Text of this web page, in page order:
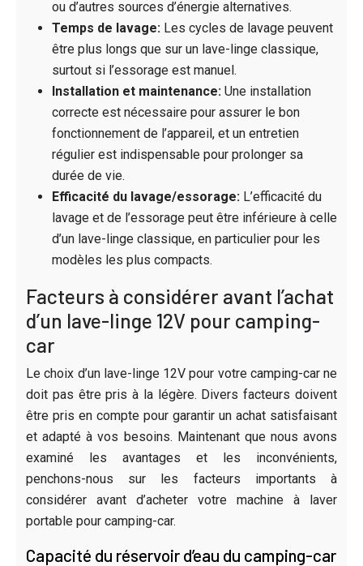
ou d’autres sources d’énergie alternatives.
Temps de lavage: Les cycles de lavage peuvent
être plus longs que sur un lave-linge classique,
surtout si l’essorage est manuel.
Installation et maintenance: Une installation
correcte est nécessaire pour assurer le bon
fonctionnement de l’appareil, et un entretien
régulier est indispensable pour prolonger sa
durée de vie.
Efficacité du lavage/essorage: L’efficacité du
lavage et de l’essorage peut être inférieure à celle
d’un lave-linge classique, en particulier pour les
modèles les plus compacts.
Facteurs à considérer avant l’achat
d’un lave-linge 12V pour camping-
car
Le choix d’un lave-linge 12V pour votre camping-car ne
doit pas être pris à la légère. Divers facteurs doivent
être pris en compte pour garantir un achat satisfaisant
et adapté à vos besoins. Maintenant que nous avons
examiné les avantages et les inconvénients,
penchons-nous sur les facteurs importants à
considérer avant d’acheter votre machine à laver
portable pour camping-car.
Capacité du réservoir d’eau du camping-car